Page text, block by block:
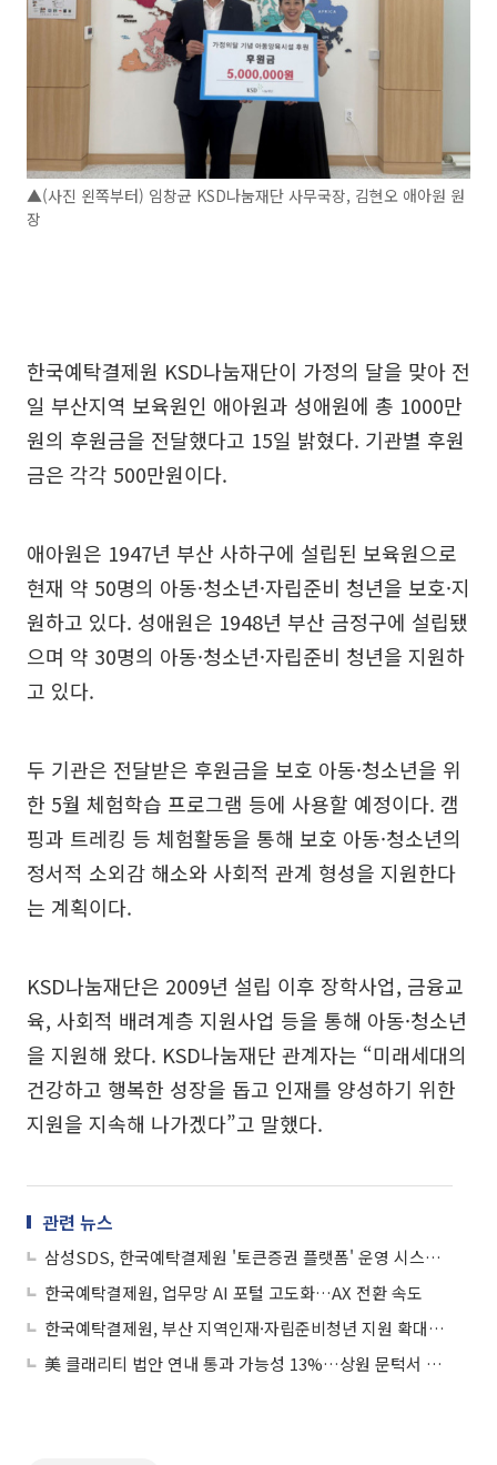
▲(사진 왼쪽부터) 임창균 KSD나눔재단 사무국장, 김현오 애아원 원
장
한국예탁결제원 KSD나눔재단이 가정의 달을 맞아 전
일 부산지역 보육원인 애아원과 성애원에 총 1000만
원의 후원금을 전달했다고 15일 밝혔다. 기관별 후원
금은 각각 500만원이다.
애아원은 1947년 부산 사하구에 설립된 보육원으로
현재 약 50명의 아동·청소년·자립준비 청년을 보호·지
원하고 있다. 성애원은 1948년 부산 금정구에 설립됐
으며 약 30명의 아동·청소년·자립준비 청년을 지원하
고 있다.
두 기관은 전달받은 후원금을 보호 아동·청소년을 위
한 5월 체험학습 프로그램 등에 사용할 예정이다. 캠
핑과 트레킹 등 체험활동을 통해 보호 아동·청소년의
정서적 소외감 해소와 사회적 관계 형성을 지원한다
는 계획이다.
KSD나눔재단은 2009년 설립 이후 장학사업, 금융교
육, 사회적 배려계층 지원사업 등을 통해 아동·청소년
을 지원해 왔다. KSD나눔재단 관계자는 “미래세대의
건강하고 행복한 성장을 돕고 인재를 양성하기 위한
지원을 지속해 나가겠다”고 말했다.
관련 뉴스
삼성SDS, 한국예탁결제원 '토큰증권 플랫폼' 운영 시스템 구축한다
한국예탁결제원, 업무망 AI 포털 고도화…AX 전환 속도
한국예탁결제원, 부산 지역인재·자립준비청년 지원 확대…사회공헌 다각화
美 클래리티 법안 연내 통과 가능성 13%…상원 문턱서 제동